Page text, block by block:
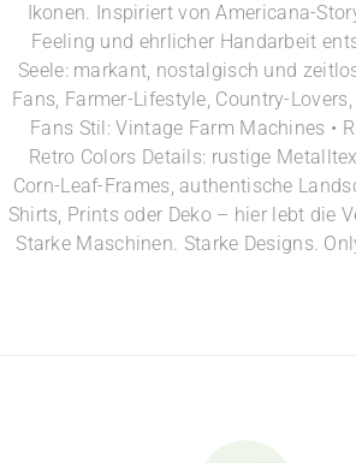
Ikonen. Inspiriert von Americana-
Feeling und ehrlicher Handarbeit
Seele: markant, nostalgisch und
Fans, Farmer-Lifestyle, Country-Lovers,
Fans Stil: Vintage Farm Machines •
Retro Colors Details: rustige
Corn-Leaf-Frames, authentische
Shirts, Prints oder Deko – hier lebt die
Starke Maschinen. Starke Designs.